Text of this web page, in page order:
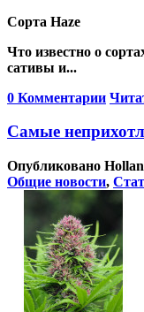
Сорта Haze
Что известно о
сативы и...
0 Комментарии
Самые
Опубликовано
Общие новости,